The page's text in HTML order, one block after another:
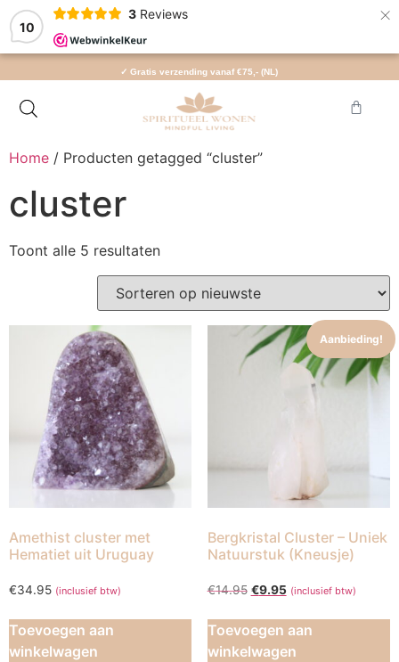
10
3 Reviews ×
✓ Gratis verzending vanaf €75,- (NL)
Home / Producten getagged “cluster”
cluster
Toont alle 5 resultaten
Amethist cluster met
Hematiet uit Uruguay
€34.95 (inclusief btw)
Toevoegen aan
winkelwagen
Aanbieding!
Bergkristal Cluster – Uniek
Natuurstuk (Kneusje)
€14.95 €9.95 (inclusief btw)
Toevoegen aan
winkelwagen